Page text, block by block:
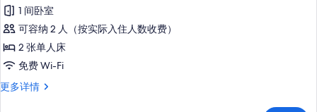
多
信
息
One
Bedroom
Apartment
with
Large
Terrace
1 间卧室
可容纳 2 人（按实际入住人数收费）
2 张单人床
免费 Wi-Fi
更多详情
Premium